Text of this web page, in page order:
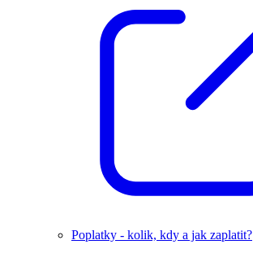
Poplatky - kolik, kdy a jak zaplatit?